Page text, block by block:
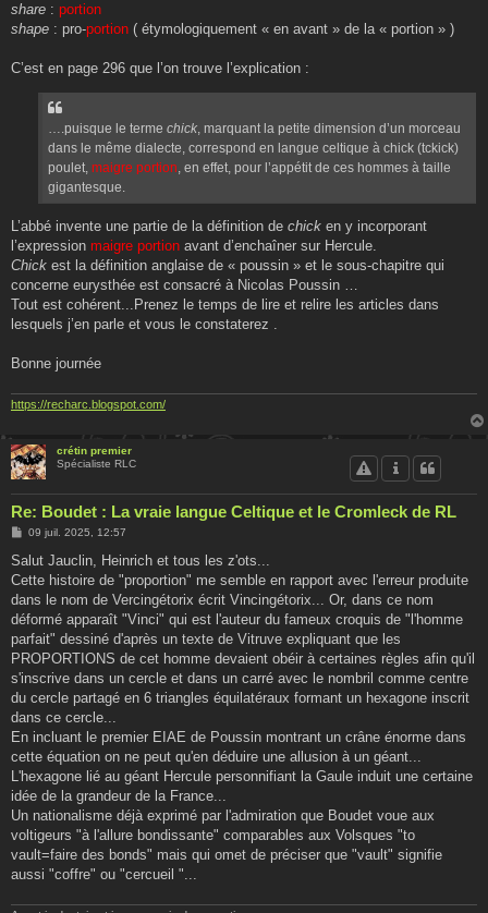
share : portion
shape : pro-portion ( étymologiquement « en avant » de la « portion » )
C’est en page 296 que l’on trouve l’explication :
….puisque le terme chick , marquant la petite dimension d’un morceau
dans le même dialecte, correspond en langue celtique à chick (tckick)
poulet, maigre portion , en effet, pour l’appétit de ces hommes à taille
gigantesque.
L’abbé invente une partie de la définition de chick en y incorporant
l’expression maigre portion avant d’enchaîner sur Hercule.
Chick est la définition anglaise de « poussin » et le sous-chapitre qui
concerne eurysthée est consacré à Nicolas Poussin …
Tout est cohérent...Prenez le temps de lire et relire les articles dans
lesquels j’en parle et vous le constaterez .
Bonne journée
https://recharc.blogspot.com/
crétin premier
Spécialiste RLC
Re: Boudet : La vraie langue Celtique et le Cromleck de RL
M
s
a
g
09 juil. 2025, 12:57
Salut Jauclin, Heinrich et tous les z'ots...
Cette histoire de "proportion" me semble en rapport avec l'erreur produite
dans le nom de Vercingétorix écrit Vincingétorix... Or, dans ce nom
déformé apparaît "Vinci" qui est l'auteur du fameux croquis de "l'homme
parfait" dessiné d'après un texte de Vitruve expliquant que les
PROPORTIONS de cet homme devaient obéir à certaines règles afin qu'il
s'inscrive dans un cercle et dans un carré avec le nombril comme centre
du cercle partagé en 6 triangles équilatéraux formant un hexagone inscrit
dans ce cercle...
En incluant le premier EIAE de Poussin montrant un crâne énorme dans
cette équation on ne peut qu'en déduire une allusion à un géant...
L'hexagone lié au géant Hercule personnifiant la Gaule induit une certaine
idée de la grandeur de la France...
Un nationalisme déjà exprimé par l'admiration que Boudet voue aux
voltigeurs "à l'allure bondissante" comparables aux Volsques "to
vault=faire des bonds" mais qui omet de préciser que "vault" signifie
aussi "coffre" ou "cercueil "...